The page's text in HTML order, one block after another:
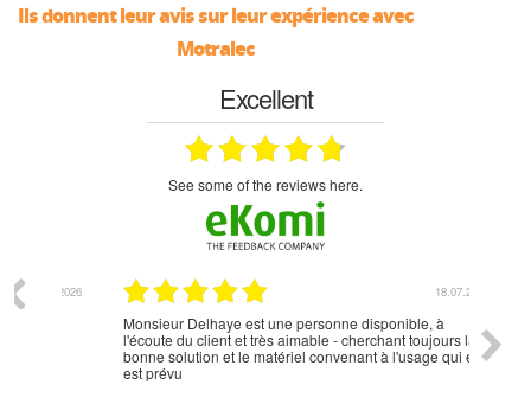
Ils donnent leur avis sur leur expérience avec
Motralec
Excellent
see some of the reviews here.
18.07.2026
Monsieur Delhaye est une personne disponible, à
l'écoute du client et très aimable - cherchant toujours la
bonne solution et le matériel convenant à l'usage qui en
est prévu